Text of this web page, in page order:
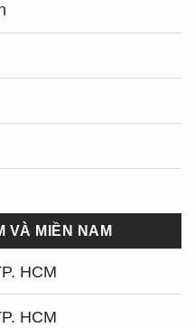
VÀ MIỀN NAM
HCM
HCM